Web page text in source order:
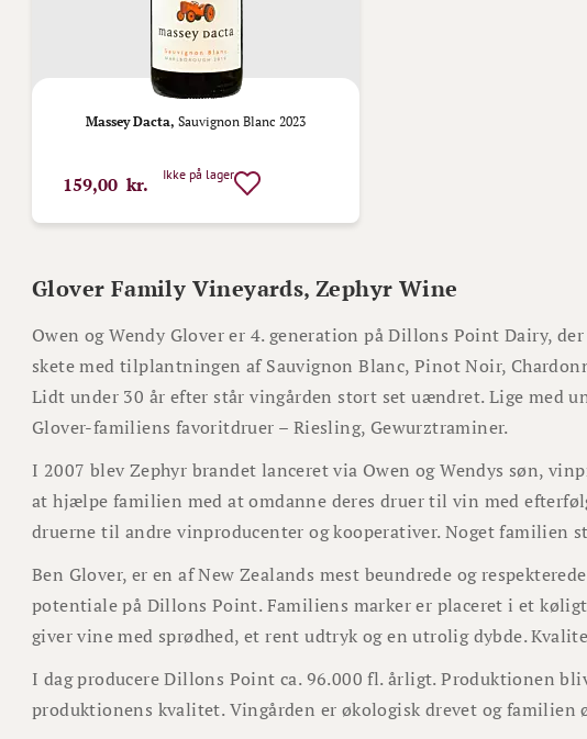
Massey Dacta, Sauvignon Blanc 2023
159,00 kr. Ikke på lager
Glover Family Vineyards, Zephyr Wine
Owen og Wendy Glover er 4. generation på Dillons Point Dairy,
skete med tilplantningen af Sauvignon Blanc, Pinot Noir,
Lidt under 30 år efter står vingården stort set uændret. Lige med
Glover-familiens favoritdruer – Riesling, Gewurztraminer.
I 2007 blev Zephyr brandet lanceret via Owen og Wendys søn,
at hjælpe familien med at omdanne deres druer til vin med
druerne til andre vinproducenter og kooperativer. Noget familien
Ben Glover, er en af New Zealands mest beundrede og
potentiale på Dillons Point. Familiens marker er placeret i et
giver vine med sprødhed, et rent udtryk og en utrolig dybde.
I dag producere Dillons Point ca. 96.000 fl. årligt. Produktionen
produktionens kvalitet. Vingården er økologisk drevet og